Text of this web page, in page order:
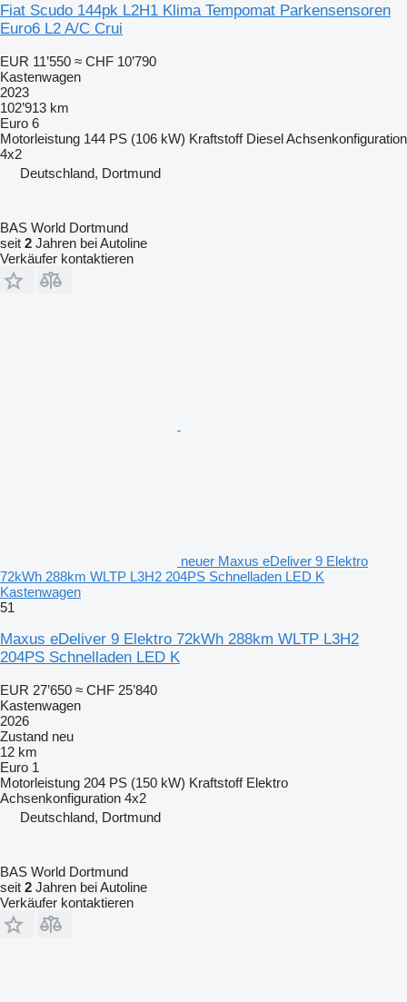
Fiat Scudo 144pk L2H1 Klima Tempomat Parkensensoren
Euro6 L2 A/C Crui
EUR 11’550 ≈ CHF 10’790
Kastenwagen
2023
102’913 km
Euro 6
Motorleistung 144 PS (106 kW) Kraftstoff DieselAchsenkonfiguration
4x2
Deutschland, Dortmund
BAS World Dortmund
seit 2 Jahren bei Autoline
Verkäufer kontaktieren
neuer Maxus eDeliver 9 Elektro
72kWh 288km WLTP L3H2 204PS Schnelladen LED K
Kastenwagen
51
Maxus eDeliver 9 Elektro 72kWh 288km WLTP L3H2
204PS Schnelladen LED K
EUR 27’650 ≈ CHF 25’840
Kastenwagen
2026
Zustand neu
12 km
Euro 1
Motorleistung 204 PS (150 kW) Kraftstoff Elektro
Achsenkonfiguration 4x2
Deutschland, Dortmund
BAS World Dortmund
seit 2 Jahren bei Autoline
Verkäufer kontaktieren